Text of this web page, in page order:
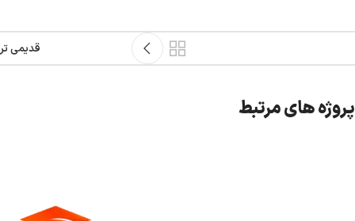
قدیمی تر
پروژه های مرتبط